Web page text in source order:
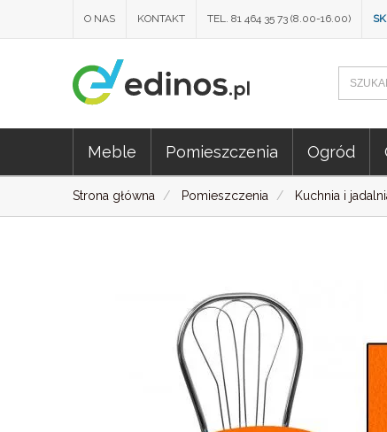
O NAS KONTAKT TEL. 81 464 35 73 (8.00-16.00)
Meble Pomieszczenia Ogród
Strona główna Pomieszczenia Kuchnia i